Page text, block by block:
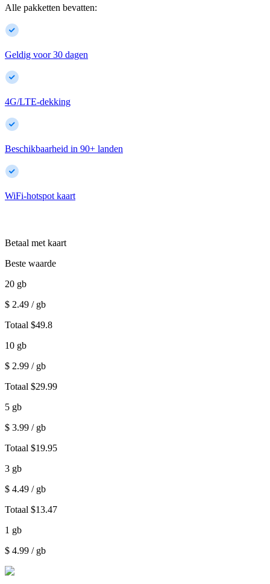
Alle pakketten bevatten:
Geldig voor 30 dagen
4G/LTE-dekking
Beschikbaarheid in 90+ landen
WiFi-hotspot kaart
Betaal met kaart
Beste waarde
20 gb
$ 2.49 / gb
Totaal $49.8
10 gb
$ 2.99 / gb
Totaal $29.99
5 gb
$ 3.99 / gb
Totaal $19.95
3 gb
$ 4.49 / gb
Totaal $13.47
1 gb
$ 4.99 / gb